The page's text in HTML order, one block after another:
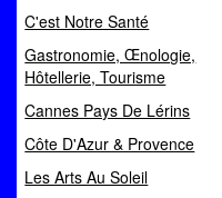
C'est Notre Santé
Gastronomie, Œnologie,
Hôtellerie, Tourisme
Cannes Pays De Lérins
Côte D'Azur & Provence
Les Arts Au Soleil